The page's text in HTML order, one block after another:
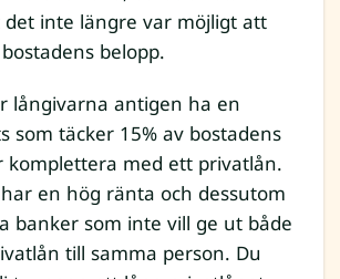
det inte längre var möjligt att
belopp.
långivarna antigen ha en
som täcker 15% av bostadens
komplettera med ett privatlån.
en hög ränta och dessutom
banker som inte vill ge ut både
till samma person. Du